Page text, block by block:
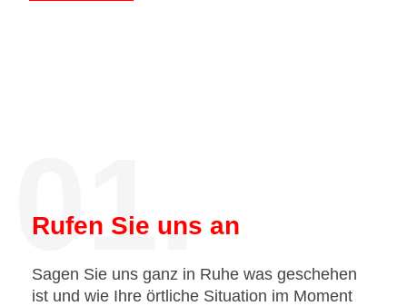
01.
Rufen Sie uns an
Sagen Sie uns ganz in Ruhe was geschehen
ist und wie Ihre örtliche Situation im Moment